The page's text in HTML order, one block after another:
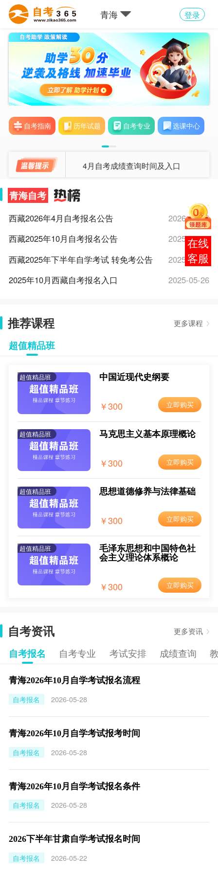
青海 登录
自考指南 历年试题 自考专业 选课中心
4月自考成绩查询时间及入口
青海自考
西藏2026年4月自考报名公告
2026-03-16
西藏2025年10月自考报名公告
2025-09-22
西藏2025年下半年自学考试 转免考公告
2025-08-26
2025年10月西藏自考报名入口
2025-05-26
2025年10月西藏自考报考条件
2025-05-26
2025年10月西藏自考报考费用
2025年10月西藏网上自考报名流程
2025-05-26
3月18日！2025年4月西藏自考开始报名
2025-03-18
2025年4月西藏自考报名入口已开通
2024-12-09
2025年4月西藏自考报名时间
2025年4月西藏自考报考条件
2024-12-09
2025年4月西藏自考报考费用
2024-12-09
2025年4月西藏自考新生注册流程
推荐课程 更多课程
超值精品班
超值精品班 中国近现代史纲要
￥300 立即购买
超值精品班 马克思主义基本原理概论
￥300 立即购买
超值精品班 思想道德修养与法律基础
￥300 立即购买
超值精品班 毛泽东思想和中国特色社
会主义理论体系概论
￥300 立即购买
自考资讯 更多资讯
自考报名 自考专业 考试安排 成绩查询
青海2026年10月自学考试报名流程
自考报名
2026-05-28
青海2026年10月自学考试报考时间
自考报名
2026-05-28
青海2026年10月自学考试报名条件
自考报名
2026-05-28
2026下半年甘肃自学考试报名时间
自考报名
2026-05-22
报考
咨询